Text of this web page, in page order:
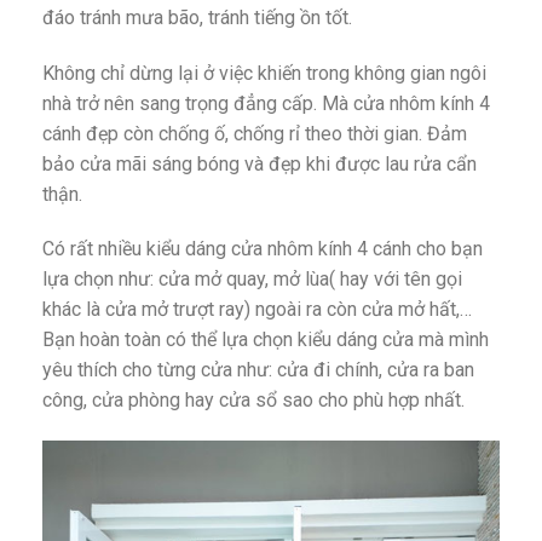
đáo tránh mưa bão, tránh tiếng ồn tốt.
Không chỉ dừng lại ở việc khiến trong không gian ngôi
nhà trở nên sang trọng đẳng cấp. Mà cửa nhôm kính 4
cánh đẹp còn chống ố, chống rỉ theo thời gian. Đảm
bảo cửa mãi sáng bóng và đẹp khi được lau rửa cẩn
thận.
Có rất nhiều kiểu dáng cửa nhôm kính 4 cánh cho bạn
lựa chọn như: cửa mở quay, mở lùa( hay với tên gọi
khác là cửa mở trượt ray) ngoài ra còn cửa mở hất,…
Bạn hoàn toàn có thể lựa chọn kiểu dáng cửa mà mình
yêu thích cho từng cửa như: cửa đi chính, cửa ra ban
công, cửa phòng hay cửa sổ sao cho phù hợp nhất.